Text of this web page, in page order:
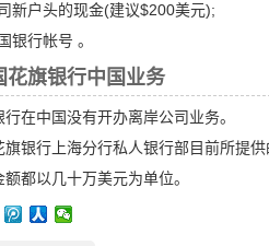
新户头的现金(建议$200美元);
银行帐号 。
花旗银行中国业务
在中国没有开办离岸公司业务。
旗银行上海分行私人银行部目前所提
都以几十万美元为单位。